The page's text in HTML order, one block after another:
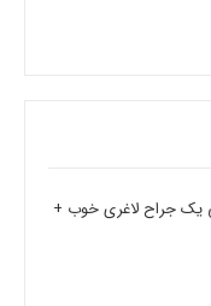
لاغری (9 ویژگی یک جراح لاغری خوب +